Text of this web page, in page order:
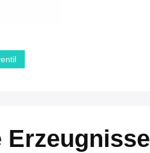
Erzeugnisse